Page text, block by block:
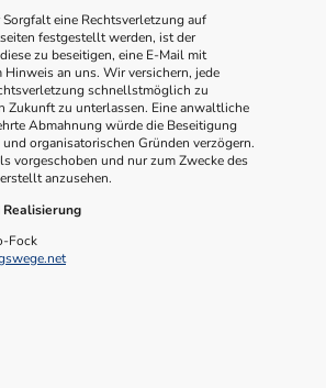
eine Rechtsverletzung auf
festgestellt werden, ist der
zu beseitigen, eine E-Mail mit
Hinweis an uns. Wir versichern, jede
schnellstmöglich zu
Zukunft zu unterlassen. Eine anwaltliche
Abmahnung würde die Beseitigung
organisatorischen Gründen verzögern.
vorgeschoben und nur zum Zwecke des
anzusehen.
Realisierung
Fock